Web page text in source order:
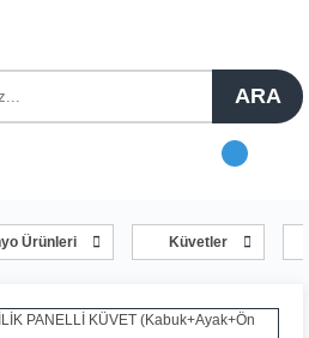
ARA
Ürünleri Küvetler